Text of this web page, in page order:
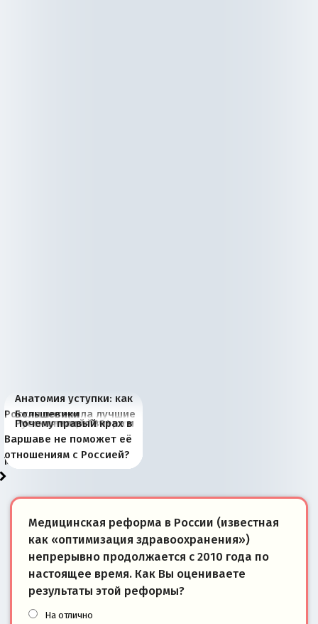
Анатомия уступки: как
Россия потеряла лучшие
рыбопромысловые
районы Баренцева
моря
Большевики
отличаются от «Яблока»
тем, что они -
победители
Киевская марионетка
Запада рассказала о
«переобувании» хозяев
В России назрели
перемены: 15 шагов к
суверенной экономике
Миграционный пожар
Европы
Россия начинает
сбрасывать балласт
Анкориджа
Россия зимой 1904
года: первые уступки во
внутренней политике
Русская нация вчера и
сегодня
Почему правый крах в
Варшаве не поможет её
отношениям с Россией?
Медицинская реформа в России (известная
как «оптимизация здравоохранения»)
непрерывно продолжается с 2010 года по
настоящее время. Как Вы оцениваете
результаты этой реформы?
На отлично